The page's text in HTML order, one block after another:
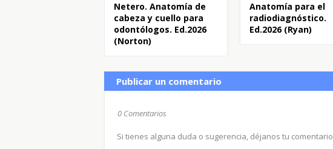
Netero. Anatomía de
cabeza y cuello para
odontólogos. Ed.2026
(Norton)
Anatomía para el
radiodiagnóstico.
Ed.2026 (Ryan)
Publicar un comentario
0 Comentarios
Si tienes alguna duda o sugerencia, déjanos tu comentario